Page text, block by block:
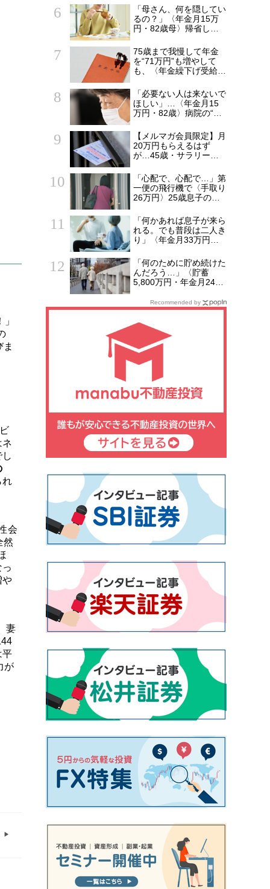
ネ
れ
会
然
や
妻
平
が
出した日。きっかけは
66歳母の「背筋の凍る
一言」
「母さん、何を隠してい
るの？」〈年金月15万
円・82歳母〉帰省した
った変化
75歳まで我慢して年金
を“71万円”も増やして
も、〈年金繰下げ受給〉
偶者が年下の人」「定年
後も働く人」「特別な年
金を受け取れる人」
【CFPが解説】
「必要ない人は来ないで
ほしい」…〈年金月15
万円・82歳〉病院の“常
られた20代会社員の本
音。それでも通い続ける
理由
【メルマガ会員限定】月
20万円もらえるはず
が…45歳・サラリーマ
抱いた違和感。「年金ル
ール」知らずにそのまま
20年…65歳で受け取る
ことになる年金額に唖然
「心配で、心配で…」第
一便の飛行機で〈手取り
26万円〉25歳息子のア
歳母。待ち受けてい
た“悲しい結末”【CFPの
助言】
「何かあれば息子が来ら
れる。でも普段は二人き
り」〈年金月33万円・
婦、戸建てを手放して選
んだ“ちょうどいい距離”
「何のために貯め続けた
んだろう…」〈貯蓄
5,800万円・年金月24万
押し寄せた“空っぽの毎
日”
Recommended by